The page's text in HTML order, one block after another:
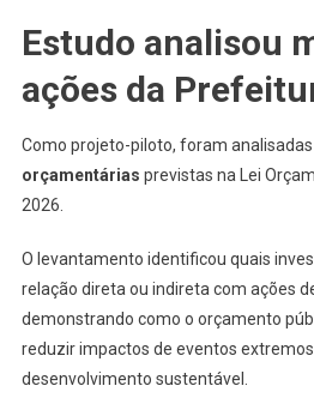
Estudo analisou
ações da
Como projeto-piloto, foram analisadas
orçamentárias previstas na Lei
2026.
O levantamento identificou quais
relação direta ou indireta com ações
demonstrando como o orçamento
reduzir impactos de eventos
desenvolvimento sustentável.